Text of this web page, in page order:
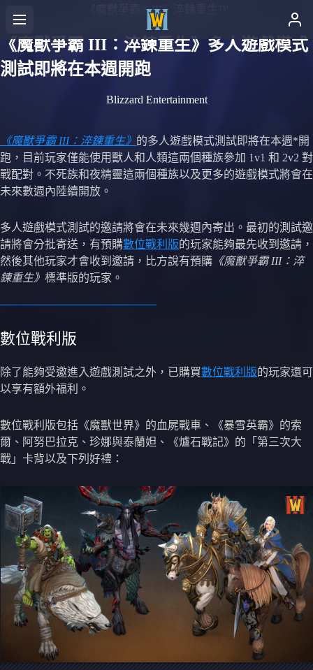
《魔獸爭霸® III》淬鍊重生™
《魔獸爭霸 III：淬鍊重生》多人遊戲模式
測試即將在本週開跑
Blizzard Entertainment
《魔獸爭霸 III：淬鍊重生》 的多人遊戲模式測試即將在本週*開
跑，目前玩家僅能使用獸人和人類這兩個種族參加 1v1 和 2v2 對
戰配對。不死族和夜精靈這兩個種族以及更多的遊戲模式將會在
未來數週內陸續開放。
多人遊戲模式測試的邀請將會在未來幾週內寄出。最初的測試邀
請將會分批寄送，有預購數位戰利版的玩家能夠最先收到邀請，
然後其他玩家才會收到邀請，比方說有預購 《魔獸爭霸 III：淬
鍊重生》 標準版的玩家。
數位戰利版
除了能夠受邀進入遊戲測試之外，已購買數位戰利版的玩家還可
以享有額外福利。
數位戰利版包括《魔獸世界》的血屍戰車、《暴雪英霸》的索
爾、阿努巴拉克、珍娜與泰蘭妲、《爐石戰記》的「第三次大
戰」卡背以及下列好禮：